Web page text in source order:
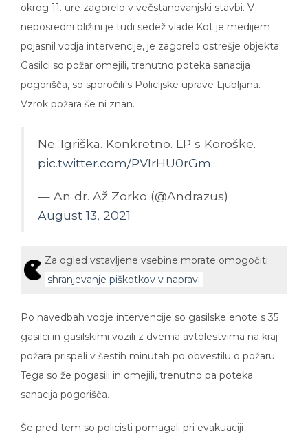
okrog 11. ure zagorelo v večstanovanjski stavbi. V
neposredni bližini je tudi sedež vlade.Kot je medijem
pojasnil vodja intervencije, je zagorelo ostrešje objekta.
Gasilci so požar omejili, trenutno poteka sanacija
pogorišča, so sporočili s Policijske uprave Ljubljana.
Vzrok požara še ni znan.
Ne. Igriška. Konkretno. LP s Koroške.
pic.twitter.com/PVIrHU0rGm
— An dr. Až Zorko (@Andrazus)
August 13, 2021
Za ogled vstavljene vsebine morate omogočiti
shranjevanje piškotkov v napravi
Po navedbah vodje intervencije so gasilske enote s 35
gasilci in gasilskimi vozili z dvema avtolestvima na kraj
požara prispeli v šestih minutah po obvestilu o požaru.
Tega so že pogasili in omejili, trenutno pa poteka
sanacija pogorišča.
Še pred tem so policisti pomagali pri evakuaciji